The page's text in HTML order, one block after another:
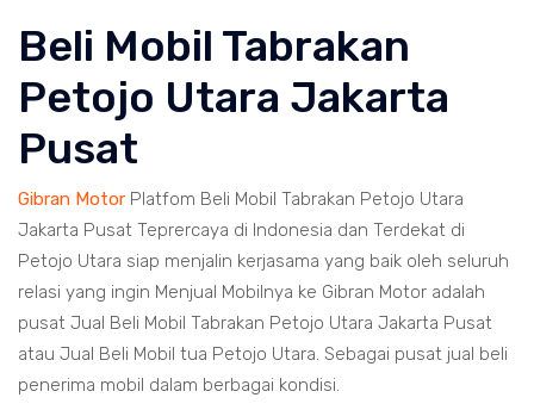
Beli Mobil Tabrakan
Petojo Utara Jakarta
Pusat
Gibran Motor Platfom Beli Mobil Tabrakan Petojo Utara
Jakarta Pusat Teprercaya di Indonesia dan Terdekat di
Petojo Utara siap menjalin kerjasama yang baik oleh seluruh
relasi yang ingin Menjual Mobilnya ke Gibran Motor adalah
pusat Jual Beli Mobil Tabrakan Petojo Utara Jakarta Pusat
atau Jual Beli Mobil tua Petojo Utara. Sebagai pusat jual beli
penerima mobil dalam berbagai kondisi.